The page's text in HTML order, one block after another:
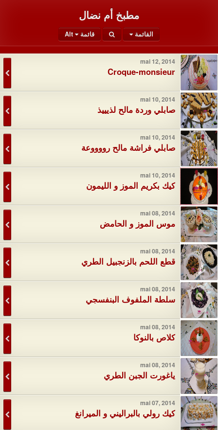
مطبخ أم نضال
القائمة قائمة Alt
mai 12, 2014
Croque-monsieur
mai 10, 2014
صابلي وردة مالح لذيييذ
mai 10, 2014
صابلي فراشة مالح رووووعة
mai 10, 2014
كيك بكريم الموز و الليمون
mai 08, 2014
موس الموز و الحامض
mai 08, 2014
قطع اللحم بالزنجبيل الطري
mai 08, 2014
سلطة الملفوف البنفسجي
mai 08, 2014
كلاص بالنوكا
mai 08, 2014
ياغورت الجبن الطري
mai 07, 2014
كيك رولي بالبراليني و الميرانغ